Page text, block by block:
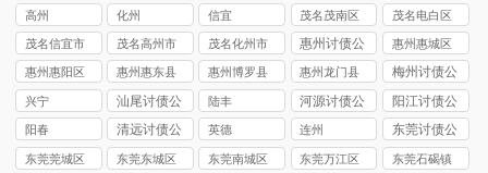
司
高州 化州 信宜
茂名茂南区
讨债公司
茂名电白区
讨债公司
茂名信宜市
讨债公司
茂名高州市
讨债公司
茂名化州市
讨债公司
惠州讨债公
司
惠州惠城区
讨债公司
惠州惠阳区
讨债公司
惠州惠东县
讨债公司
惠州博罗县
讨债公司
惠州龙门县
讨债公司
梅州讨债公
司
兴宁
汕尾讨债公
司
陆丰
河源讨债公
司
阳江讨债公
司
阳春
清远讨债公
司
英德 连州
东莞讨债公
司
东莞莞城区
东莞东城区
东莞南城区
东莞万江区
东莞石碣镇